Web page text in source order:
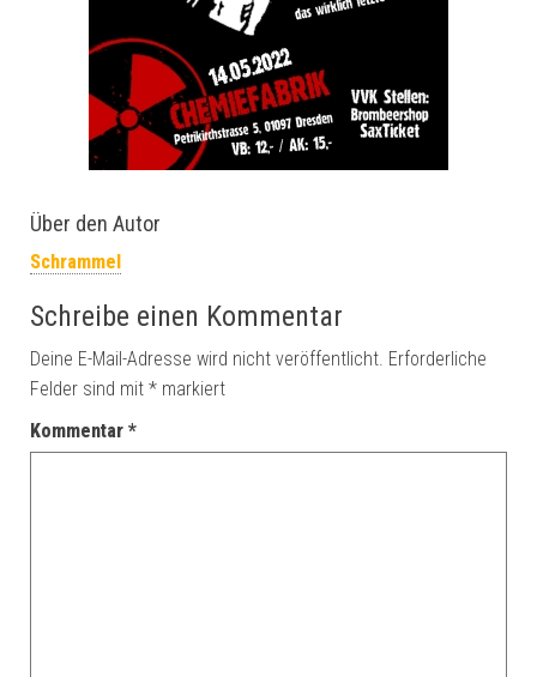
Über den Autor
Schrammel
Schreibe einen Kommentar
Deine E-Mail-Adresse wird nicht veröffentlicht. Erforderliche
Felder sind mit * markiert
Kommentar *